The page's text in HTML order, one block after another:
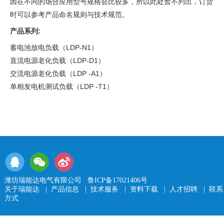
因在不同的场合应用型号规格会比较多，所以此处暂不列出，订货
时可以参考产品命名规则与技术规范。
产品系列:
蓄电池放电负载（LDP-N1）
直流电源老化负载（LDP-D1）
交流电源老化负载（LDP -A1）
单相发电机测试负载（LDP -T1）
潍坊瑞能达电气有限公司 鲁ICP备17021406号
关于瑞能达| 产品信息 技术服务 资料下载| 人才招聘| 联系
方式